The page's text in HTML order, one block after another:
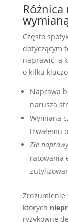
Często
dotyczącym
naprawić, a
o kilku
Naprawa
narusza
Wymiana
trwałemu
Złe
ratowania
Zrozumienie
których
ryzykowne